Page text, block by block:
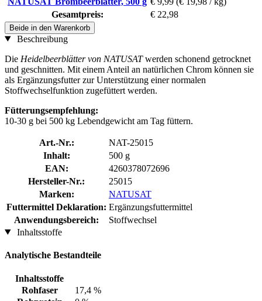
Gesamtpreis:
€ 22,98
Beide in den Warenkorb
Beschreibung
Die Heidelbeerblätter von NATUSATwerden schonend getrocknet
und geschnitten. Mit einem Anteil an natürlichen Chrom können sie
als Ergänzungsfutter zur Unterstützung einer normalen
Stoffwechselfunktion zugefüttert werden.
Fütterungsempfehlung:
10-30 g bei 500 kg Lebendgewicht am Tag füttern.
Art.-Nr.:
NAT-25015
Inhalt:
500 g
EAN:
4260378072696
Hersteller-Nr.:
25015
Marken:
NATUSAT
Futtermittel Deklaration: Ergänzungsfuttermittel
Anwendungsbereich:
Stoffwechsel
Inhaltsstoffe
Analytische Bestandteile
Inhaltsstoffe
Rohfaser
17,4 %